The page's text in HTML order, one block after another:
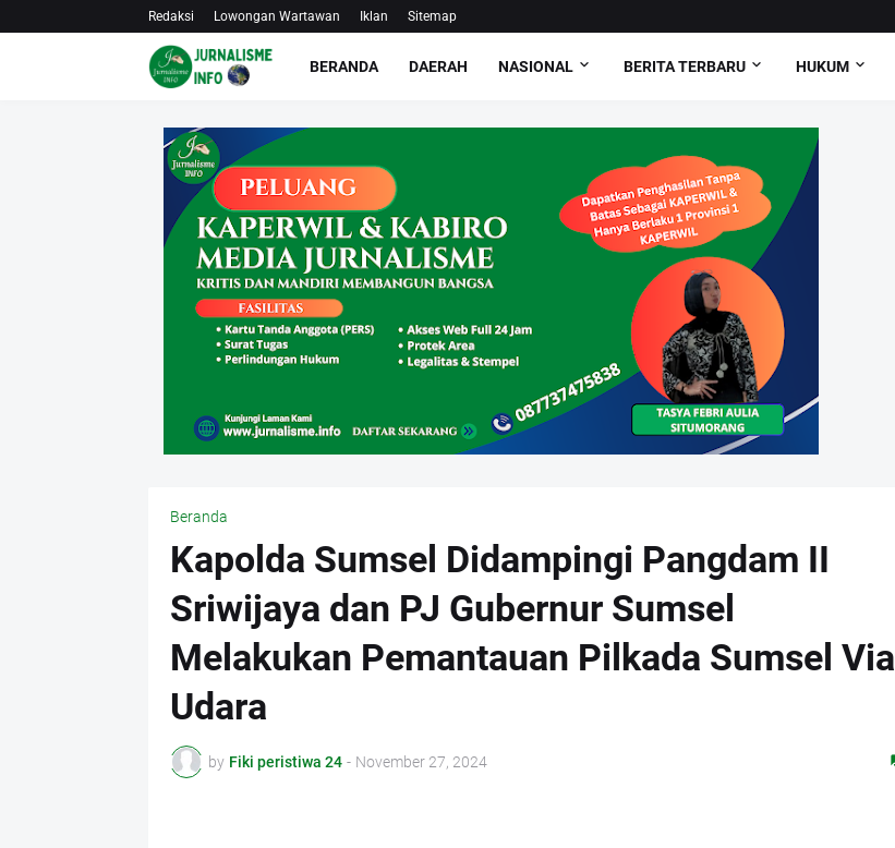
Redaksi Lowongan Wartawan Iklan Sitemap
BERANDA DAERAH NASIONAL BERITA TERBARU HUKUM
Beranda
Kapolda Sumsel Didampingi Pangdam II
Sriwijaya dan PJ Gubernur Sumsel
Melakukan Pemantauan Pilkada Sumsel Via
Udara
by Fiki peristiwa 24 - November 27, 2024